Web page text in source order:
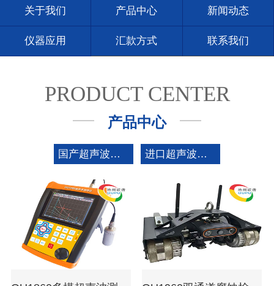
关于我们 产品中心 新闻动态
仪器应用 汇款方式 联系我们
PRODUCT CENTER
产品中心
国产超声波测厚仪 进口超声波测厚仪